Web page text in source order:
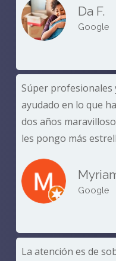
Da F.
Google
Súper profesionales
ayudado en lo que
dos años
les pongo más
Google
La atención es de